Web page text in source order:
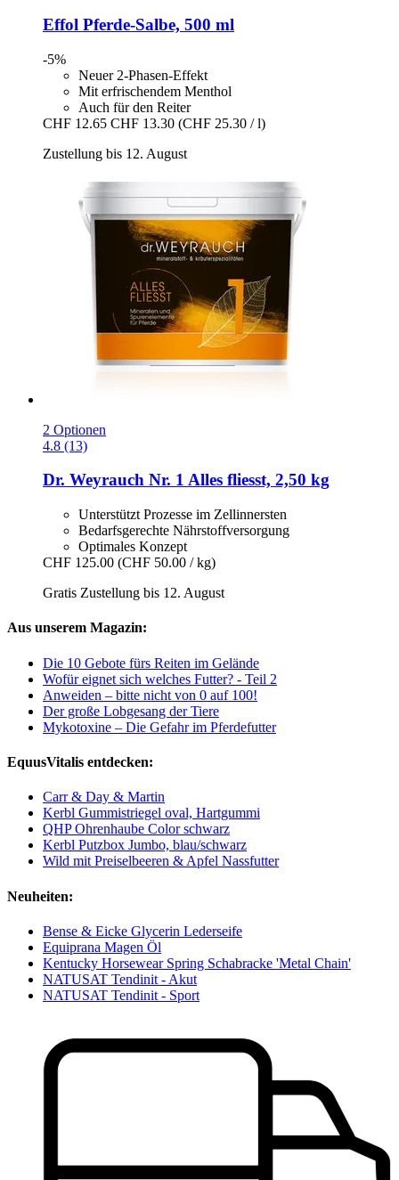
Effol Pferde-​Salbe, 500 ml
-5%
Neuer 2-Phasen-Effekt
Mit erfrischendem Menthol
Auch für den Reiter
CHF 12.65 CHF 13.30 (CHF 25.30 / l)
Zustellung bis 12. August
2 Optionen
4.8 (13)
Dr. Weyrauch Nr. 1 Alles fliesst, 2,50 kg
Unterstützt Prozesse im Zellinnersten
Bedarfsgerechte Nährstoffversorgung
Optimales Konzept
CHF 125.00 (CHF 50.00 / kg)
Gratis Zustellung bis 12. August
Aus unserem Magazin:
Die 10 Gebote fürs Reiten im Gelände
Wofür eignet sich welches Futter? - Teil 2
Anweiden – bitte nicht von 0 auf 100!
Der große Lobgesang der Tiere
Mykotoxine – Die Gefahr im Pferdefutter
EquusVitalis entdecken:
Carr & Day & Martin
Kerbl Gummistriegel oval, Hartgummi
QHP Ohrenhaube Color schwarz
Kerbl Putzbox Jumbo, blau/schwarz
Wild mit Preiselbeeren & Apfel Nassfutter
Neuheiten:
Bense & Eicke Glycerin Lederseife
Equiprana Magen Öl
Kentucky Horsewear Spring Schabracke 'Metal Chain'
NATUSAT Tendinit - Akut
NATUSAT Tendinit - Sport